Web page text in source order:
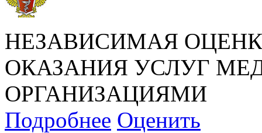
НЕЗАВИСИМАЯ
ОКАЗАНИЯ УСЛУГ
ОРГАНИЗАЦИЯМИ
Подробнее Оценить